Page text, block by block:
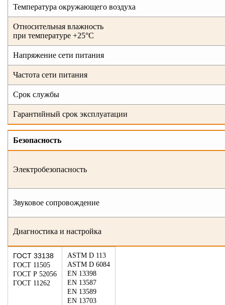
Температура окружающего воздуха
Относительная влажность
при температуре +25°С
Напряжение сети питания
Частота сети питания
Срок службы
Гарантийный срок эксплуатации
Безопасность
Электробезопасность
Звуковое сопровождение
Диагностика и настройка
ГОСТ 33138
ГОСТ 11505
ГОСТ Р 52056
ГОСТ 11262
ASTM D 113
ASTM D 6084
EN 13398
EN 13587
EN 13589
EN 13703